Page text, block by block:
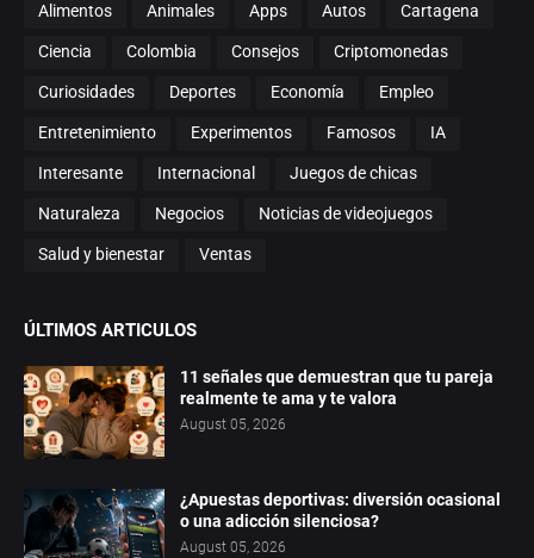
Alimentos Animales Apps Autos Cartagena
Ciencia Colombia Consejos Criptomonedas
Curiosidades Deportes Economía Empleo
Entretenimiento Experimentos Famosos IA
Interesante Internacional Juegos de chicas
Naturaleza Negocios Noticias de videojuegos
Salud y bienestar Ventas
ÚLTIMOS ARTICULOS
11 señales que demuestran que tu pareja
realmente te ama y te valora
August 05, 2026
¿Apuestas deportivas: diversión ocasional
o una adicción silenciosa?
August 05, 2026